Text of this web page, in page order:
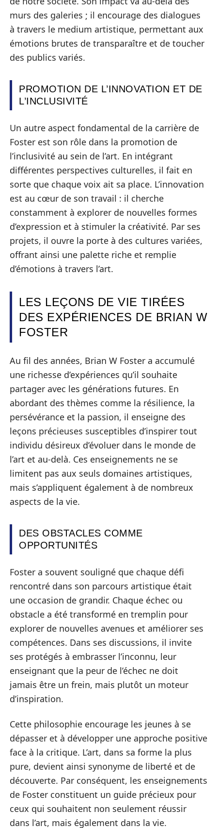
murs des galeries ; il encourage des dialogues
à travers le medium artistique, permettant aux
émotions brutes de transparaître et de toucher
des publics variés.
PROMOTION DE L’INNOVATION ET DE
L’INCLUSIVITÉ
Un autre aspect fondamental de la carrière de
Foster est son rôle dans la promotion de
l’inclusivité au sein de l’art. En intégrant
différentes perspectives culturelles, il fait en
sorte que chaque voix ait sa place. L’innovation
est au cœur de son travail : il cherche
constamment à explorer de nouvelles formes
d’expression et à stimuler la créativité. Par ses
projets, il ouvre la porte à des cultures variées,
offrant ainsi une palette riche et remplie
d’émotions à travers l’art.
LES LEÇONS DE VIE TIRÉES
DES EXPÉRIENCES DE BRIAN W
FOSTER
Au fil des années, Brian W Foster a accumulé
une richesse d’expériences qu’il souhaite
partager avec les générations futures. En
abordant des thèmes comme la résilience, la
persévérance et la passion, il enseigne des
leçons précieuses susceptibles d’inspirer tout
individu désireux d’évoluer dans le monde de
l’art et au-delà. Ces enseignements ne se
limitent pas aux seuls domaines artistiques,
mais s’appliquent également à de nombreux
aspects de la vie.
DES OBSTACLES COMME
OPPORTUNITÉS
Foster a souvent souligné que chaque défi
rencontré dans son parcours artistique était
une occasion de grandir. Chaque échec ou
obstacle a été transformé en tremplin pour
explorer de nouvelles avenues et améliorer ses
compétences. Dans ses discussions, il invite
ses protégés à embrasser l’inconnu, leur
enseignant que la peur de l’échec ne doit
jamais être un frein, mais plutôt un moteur
d’inspiration.
Cette philosophie encourage les jeunes à se
dépasser et à développer une approche positive
face à la critique. L’art, dans sa forme la plus
pure, devient ainsi synonyme de liberté et de
découverte. Par conséquent, les enseignements
de Foster constituent un guide précieux pour
ceux qui souhaitent non seulement réussir
dans l’art, mais également dans la vie.